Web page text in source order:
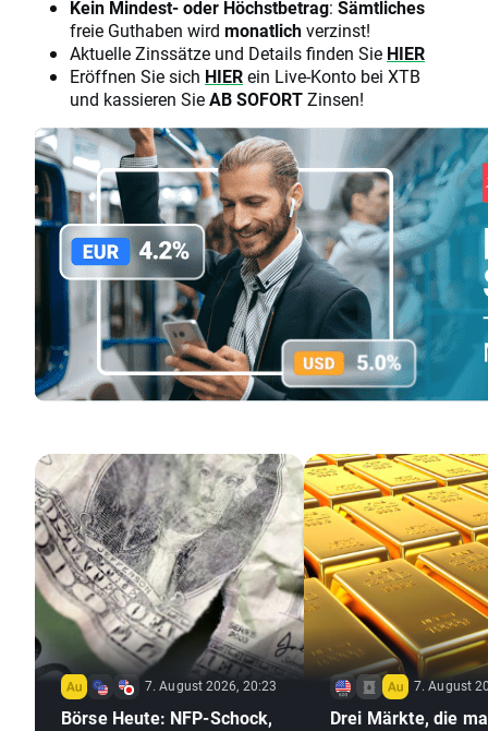
Kein Mindest- oder Höchstbetrag: Sämtliches
freie Guthaben wird monatlichverzinst!
Aktuelle Zinssätze und Details finden Sie HIER
Eröffnen Sie sich HIERein Live-Konto bei XTB
und kassieren SieAB SOFORTZinsen!
7. August 2026, 20:23
Börse Heute: NFP-Schock,
7. August
Drei Märkte, die